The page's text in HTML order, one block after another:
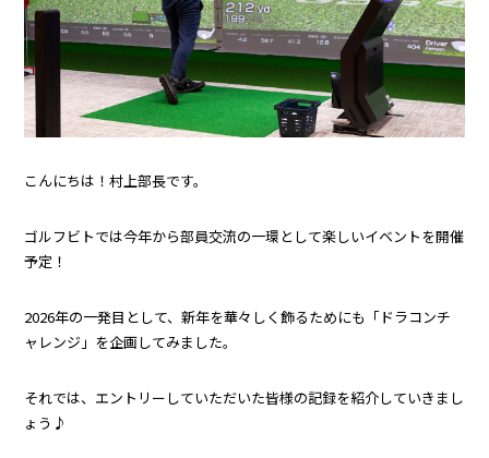
こんにちは！村上部長です。
ゴルフビトでは今年から部員交流の一環として楽しいイベントを開催
予定！
2026年の一発目として、新年を華々しく飾るためにも「ドラコンチ
ャレンジ」を企画してみました。
それでは、エントリーしていただいた皆様の記録を紹介していきまし
ょう♪